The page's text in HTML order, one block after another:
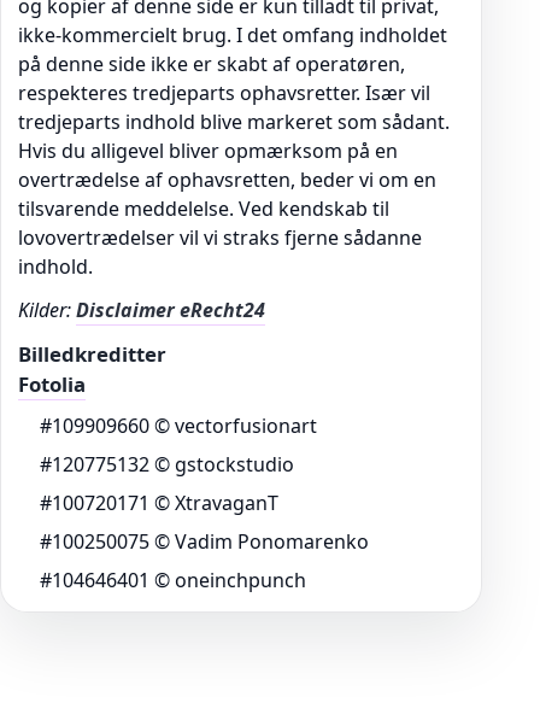
og kopier af denne side er kun tilladt til privat,
ikke-kommercielt brug. I det omfang indholdet
på denne side ikke er skabt af operatøren,
respekteres tredjeparts ophavsretter. Især vil
tredjeparts indhold blive markeret som sådant.
Hvis du alligevel bliver opmærksom på en
overtrædelse af ophavsretten, beder vi om en
tilsvarende meddelelse. Ved kendskab til
lovovertrædelser vil vi straks fjerne sådanne
indhold.
Kilder:Disclaimer eRecht24
Billedkreditter
Fotolia
#109909660 © vectorfusionart
#120775132 © gstockstudio
#100720171 © XtravaganT
#100250075 © Vadim Ponomarenko
#104646401 © oneinchpunch